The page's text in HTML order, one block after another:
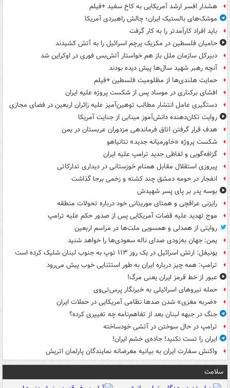
هشدار افسر ارشد آمریکایی به کاخ سفید +فیلم
موشک‌های بالستیک ایران؛ چالش راهبردی آمریکا
باید افراد کارآمدتر را به کار گرفت
حامیان فلسطین در مکزیک پرچم اسرائیل را به آتش کشیدند
دبیرکل سازمان ملل باز هم خواستار آتش‌بس فوری در اوکراین شد
آنچه رهبر شهید سال‌ها پیش دیده بودند
حمایت هلندی‌ها از مظلومیت فلسطین +فیلم
افشای برکناری در موساد پس از شکست پروژه علیه ایران
دستگیری عامل انتشار مطالب توهین‌آمیز علیه زائران اربعین در فضای مجازی
روایت تکان‌دهنده دانش‌آموز مینابی از جنایت آمریکا
هدف قرار گرفتن اتاق‌ فرماندهی مزدوران عربستان در یمن
شکست پروژه «خاورمیانه جدید» نتانیاهو
گزافه‌گویی و لفاظی جدید ترامپ علیه ایران
پیروزی استقلال مقابل همنام خوزستانی در دیداری تدارکاتی
انفجار در حومه دمشق چند کشته و زخمی برجا گذاشت
بوسه‌ پدر بر پای پسر شهیدش
رایزنی عراقچی و همتای موریتانی خود درباره تحولات منطقه
موج تهدید علیه قضات آمریکایی پس از صدور حکم علیه ترامپ
روایتی از همدلی و همسویی ملت‌ها در مراسم اربعین
یمن: جهان به‌زودی صدای ناله سعودی‌ها را خواهد شنید
یونیفل: ارتش اسرائیل در یک روز ۱۱۳ توپ به جنوب لبنان شلیک کرده است
ترامپ: همه چیز درباره ایران به طور استثنایی خوب پیش می‌رود
عبور از خط قرمز ایران یعنی مرگ!
حمله نیروهای اسرائیلی به خبرنگار پرس‌تی‌وی
«ضربه مغزی» شدن صدها نظامی آمریکایی در حملات ایران
جنگ در جبهه لبنان بعد از تفاهم‌نامه چه تغییری کرده؟
ترامپ در حال سوختن در آتشی خودساخته
ایران را تست نکنید! جاده‌ی خشم ایران!
واکنش سفارت ایران به بیانیه مغرضانه نمایندگان پارلمان اتریش
سلامت